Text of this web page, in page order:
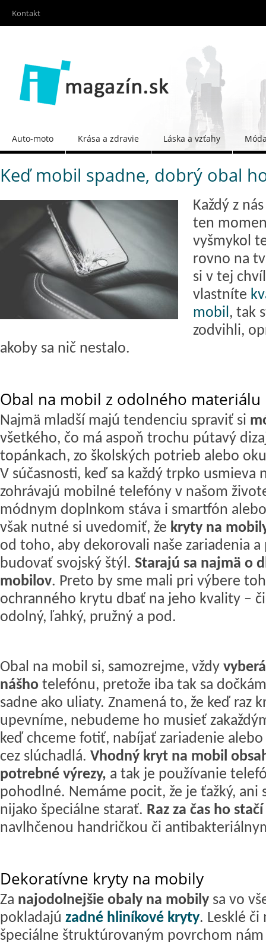
Kontakt
Auto-moto Krása a zdravie Láska a vzťahy
Keď mobil spadne, dobrý obal
Každý z
ten
vyšmykol
rovno na
si v tej
vlastníte
mobil, tak
zodvihli,
akoby sa nič nestalo.
Obal na mobil z odolného materiálu
Najmä mladší majú tendenciu spraviť si
všetkého, čo má aspoň trochu pútavý
topánkach, zo školských potrieb alebo
V súčasnosti, keď sa každý trpko usmieva
zohrávajú mobilné telefóny v našom
módnym doplnkom stáva i smartfón
však nutné si uvedomiť, že kryty na
od toho, aby dekorovali naše zariadenia
budovať svojský štýl. Starajú sa najmä o
mobilov. Preto by sme mali pri výbere
ochranného krytu dbať na jeho kvality –
odolný, ľahký, pružný a pod.
Obal na mobil si, samozrejme, vždy
nášho telefónu, pretože iba tak sa
sadne ako uliaty. Znamená to, že keď raz
upevníme, nebudeme ho musieť
keď chceme fotiť, nabíjať zariadenie
cez slúchadlá. Vhodný kryt na mobil
potrebné výrezy, a tak je používanie
pohodlné. Nemáme pocit, že je ťažký, ani
nijako špeciálne starať. Raz za čas ho
navlhčenou handričkou či
Dekoratívne kryty na mobily
Za najodolnejšie obaly na mobily sa vo
pokladajú zadné hliníkové kryty. Lesklé či
špeciálne štruktúrovaným povrchom